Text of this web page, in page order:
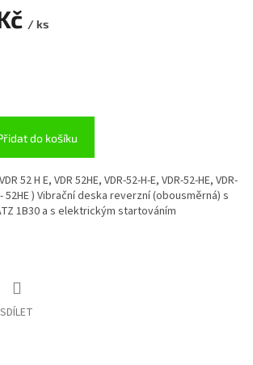
/ ks
do košíku
52 H E, VDR 52HE, VDR-52-H-E, VDR-52-HE, VDR-
52HE ) Vibrační deska reverzní (obousměrná) s
1B30 a s elektrickým startováním
SDÍLET